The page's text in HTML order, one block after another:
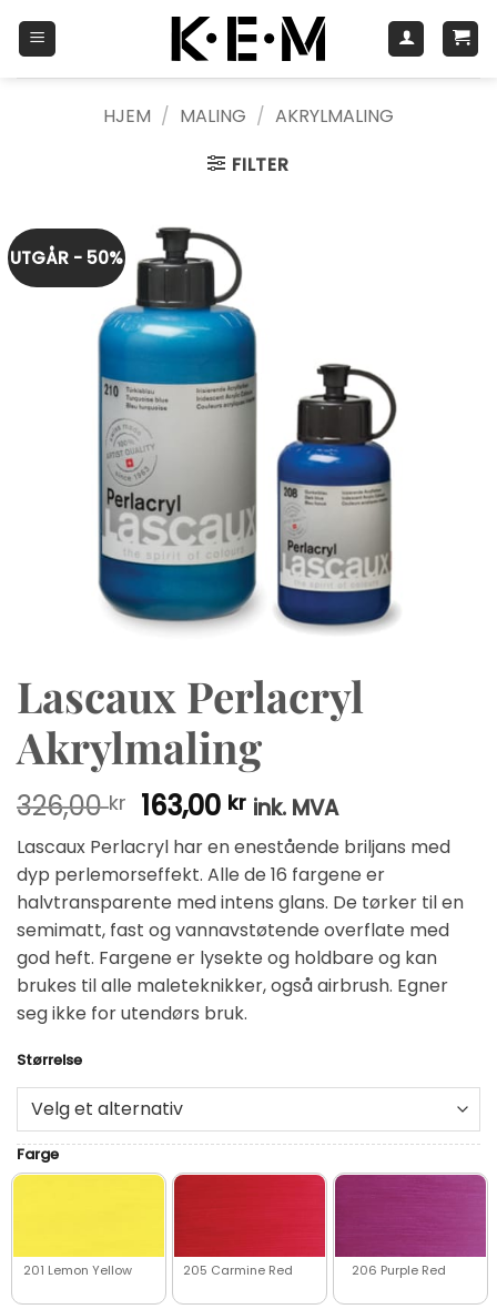
HJEM / MALING / AKRYLMALING
FILTER
UTGÅR - 50%
Lascaux Perlacryl
Akrylmaling
326,00kr Opprinnelig
pris
var:
326,00 kr.
163,00 krNåværende
pris
er:
163,00 kr.
ink. MVA
Lascaux Perlacryl har en enestående briljans med
dyp perlemorseffekt. Alle de 16 fargene er
halvtransparente med intens glans. De tørker til en
semimatt, fast og vannavstøtende overflate med
god heft. Fargene er lysekte og holdbare og kan
brukes til alle maleteknikker, også airbrush. Egner
seg ikke for utendørs bruk.
Størrelse
Farge
201 Lemon Yellow 205 Carmine Red 206 Purple Red
Alternative: